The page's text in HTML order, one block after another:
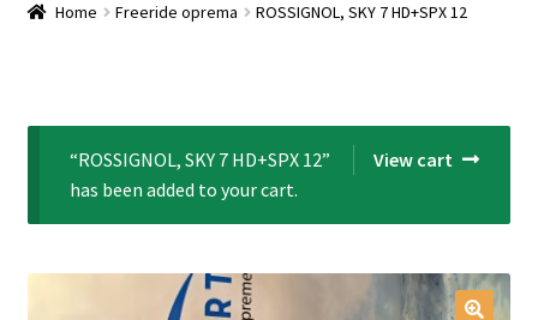
Leanpay Info Page
Login Customizer
Home Freeride oprema ROSSIGNOL, SKY 7 HD+SPX 12
View cart
“ROSSIGNOL, SKY 7 HD+SPX 12”
has been added to your cart.